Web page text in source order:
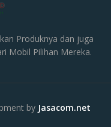
Produknya dan juga
Mobil Pilihan Mereka.
by Jasacom.net